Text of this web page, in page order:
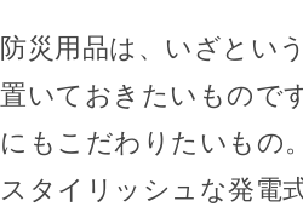
防災用品は、いざとい
置いておきたいもので
にもこだわりたいもの
スタイリッシュな発電